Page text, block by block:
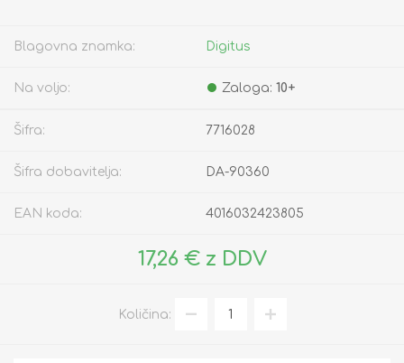
Blagovna znamka: Digitus
Na voljo: Zaloga: 10+
Šifra: 7716028
Šifra dobavitelja: DA-90360
EAN koda: 4016032423805
17,26 € z DDV
Količina: